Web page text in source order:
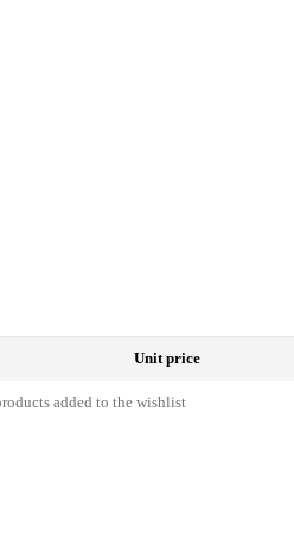
Unit price
added to the wishlist